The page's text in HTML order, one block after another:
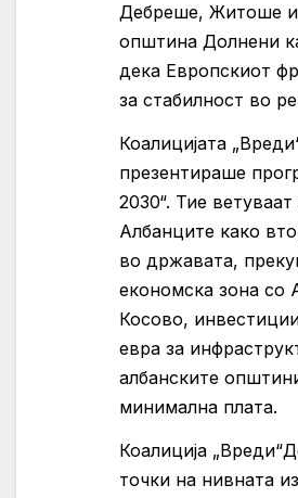
Дебреше, Житоше
општина Долнени
дека Европскиот
за стабилност во
Коалицијата
презентираше
2030“. Тие
Албанците како
во државата,
економска зона со
Косово,
евра за
албанските
минимална плата.
Коалиција
точки на нивната